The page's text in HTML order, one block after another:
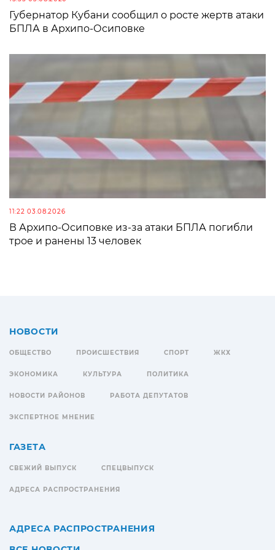
Губернатор Кубани сообщил о росте жертв атаки
БПЛА в Архипо-Осиповке
11:22 03.08.2026
В Архипо-Осиповке из-за атаки БПЛА погибли
трое и ранены 13 человек
НОВОСТИ
ОБЩЕСТВО ПРОИСШЕСТВИЯ СПОРТ ЖКХ
ЭКОНОМИКА КУЛЬТУРА ПОЛИТИКА
НОВОСТИ РАЙОНОВ РАБОТА ДЕПУТАТОВ
ЭКСПЕРТНОЕ МНЕНИЕ
ГАЗЕТА
СВЕЖИЙ ВЫПУСК СПЕЦВЫПУСК
АДРЕСА РАСПРОСТРАНЕНИЯ
АДРЕСА РАСПРОСТРАНЕНИЯ